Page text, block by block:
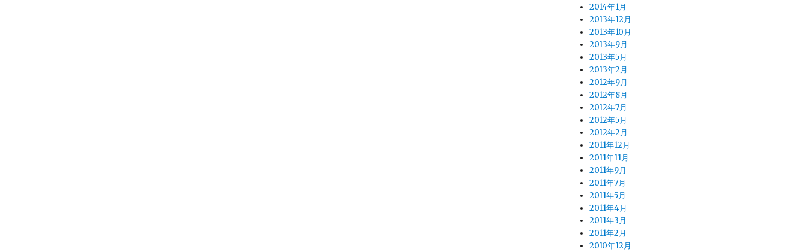
2014年1月
2013年12月
2013年10月
2013年9月
2013年5月
2013年2月
2012年9月
2012年8月
2012年7月
2012年5月
2012年2月
2011年12月
2011年11月
2011年9月
2011年7月
2011年5月
2011年4月
2011年3月
2011年2月
2010年12月